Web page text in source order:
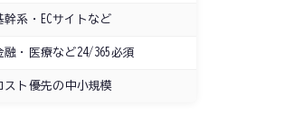
幹系・ECサイトなど
融・医療など24/365必須
スト優先の中小規模